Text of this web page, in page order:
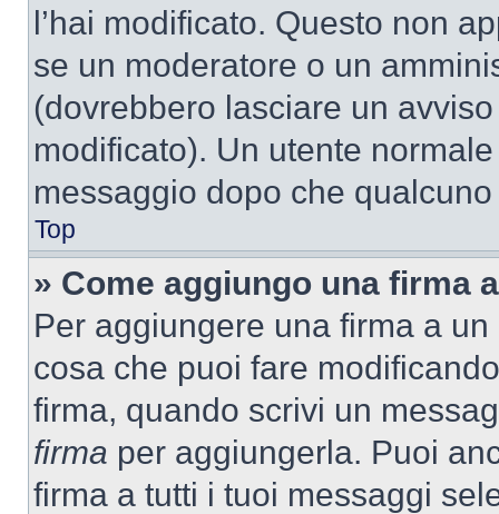
l’hai modificato. Questo non
se un moderatore o un
(dovrebbero lasciare un
modificato). Un utente
messaggio dopo che
Top
» Come aggiungo una firma
Per aggiungere una firma a
cosa che puoi fare
firma, quando scrivi un
firma per aggiungerla. Puoi
firma a tutti i tuoi messaggi